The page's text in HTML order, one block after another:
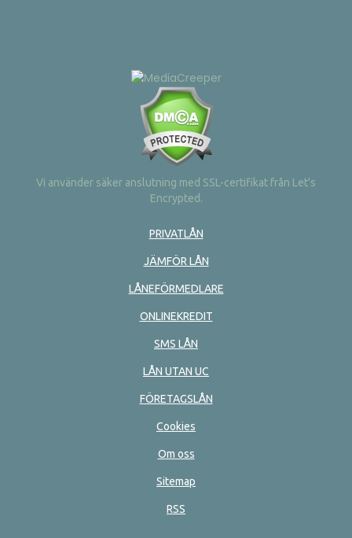
Vi använder säker anslutning med SSL-certifikat från Let's
Encrypted.
PRIVATLÅN
JÄMFÖR LÅN
LÅNEFÖRMEDLARE
ONLINEKREDIT
SMS LÅN
LÅN UTAN UC
FÖRETAGSLÅN
Cookies
Om oss
Sitemap
RSS